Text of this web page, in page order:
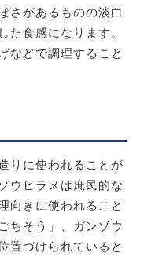
さがあるものの淡白
た食感になります。
などで調理すること
りに使われることが
ウヒラメは庶民的な
向きに使われること
ちそう」、ガンゾウ
置づけられていると